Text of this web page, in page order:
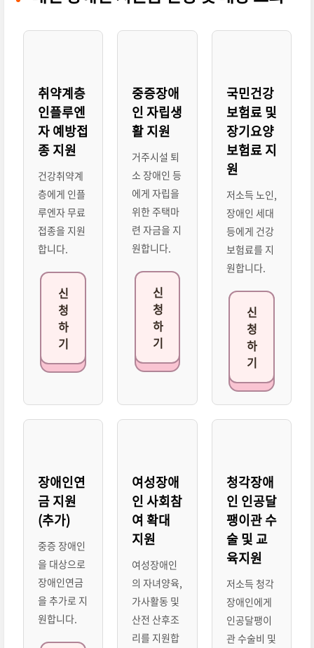
취약계층
인플루엔
자 예방접
종 지원
건강취약계
층에게 인플
루엔자 무료
접종을 지원
합니다.
신
청
하
기
중증장애
인 자립생
활 지원
거주시설 퇴
소 장애인 등
에게 자립을
위한 주택마
련 자금을 지
원합니다.
신
청
하
기
국민건강
보험료 및
장기요양
보험료 지
원
저소득 노인,
장애인 세대
등에게 건강
보험료를 지
원합니다.
신
청
하
기
장애인연
금 지원
(추가)
중증 장애인
을 대상으로
장애인연금
을 추가로 지
원합니다.
여성장애
인 사회참
여 확대
지원
여성장애인
의 자녀양육,
가사활동 및
산전 산후조
리를 지원합
청각장애
인 인공달
팽이관 수
술 및 교
육지원
저소득 청각
장애인에게
인공달팽이
관 수술비 및